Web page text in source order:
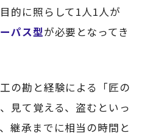
的に照らして1人1人が
パス型が必要となってき
の勘と経験による「匠の
見て覚える、盗むといっ
継承までに相当の時間と